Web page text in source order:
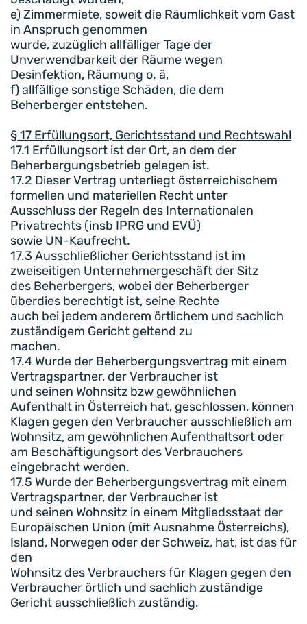
e) Zimmermiete, soweit die Räumlichkeit vom Gast
in Anspruch genommen
wurde, zuzüglich allfälliger Tage der
Unverwendbarkeit der Räume wegen
Desinfektion, Räumung o. ä,
f) allfällige sonstige Schäden, die dem
Beherberger entstehen.
§ 17 Erfüllungsort, Gerichtsstand und Rechtswahl
17.1 Erfüllungsort ist der Ort, an dem der
Beherbergungsbetrieb gelegen ist.
17.2 Dieser Vertrag unterliegt österreichischem
formellen und materiellen Recht unter
Ausschluss der Regeln des Internationalen
Privatrechts (insb IPRG und EVÜ)
sowie UN-Kaufrecht.
17.3 Ausschließlicher Gerichtsstand ist im
zweiseitigen Unternehmergeschäft der Sitz
des Beherbergers, wobei der Beherberger
überdies berechtigt ist, seine Rechte
auch bei jedem anderem örtlichem und sachlich
zuständigem Gericht geltend zu
machen.
17.4 Wurde der Beherbergungsvertrag mit einem
Vertragspartner, der Verbraucher ist
und seinen Wohnsitz bzw gewöhnlichen
Aufenthalt in Österreich hat, geschlossen, können
Klagen gegen den Verbraucher ausschließlich am
Wohnsitz, am gewöhnlichen Aufenthaltsort oder
am Beschäftigungsort des Verbrauchers
eingebracht werden.
17.5 Wurde der Beherbergungsvertrag mit einem
Vertragspartner, der Verbraucher ist
und seinen Wohnsitz in einem Mitgliedsstaat der
Europäischen Union (mit Ausnahme Österreichs),
Island, Norwegen oder der Schweiz, hat, ist das für
den
Wohnsitz des Verbrauchers für Klagen gegen den
Verbraucher örtlich und sachlich zuständige
Gericht ausschließlich zuständig.